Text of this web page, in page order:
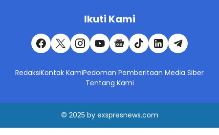
Ikuti Kami
RedaksiKontak KamiPedoman Pemberitaan Media Siber
Tentang Kami
© 2025 by exspresnews.com